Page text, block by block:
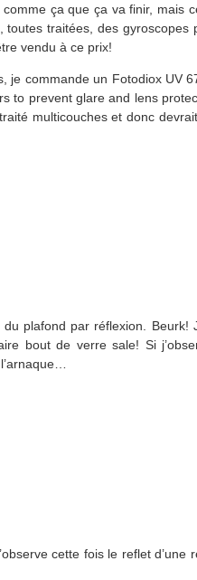
ça que ça va finir, mais
toutes traitées, des gyroscopes
vendu à ce prix!
je commande un Fotodiox UV
to prevent glare and lens
multicouches et donc
plafond par réflexion. Beurk!
bout de verre sale! Si
cette fois le reflet d’une